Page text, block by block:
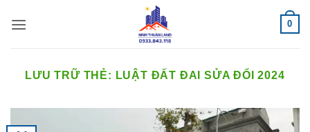
qua
0
LƯU TRỮ THẺ: LUẬT ĐẤT ĐAI SỬA ĐỔI 2024